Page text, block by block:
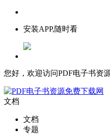
安装APP,随时看
您好，欢迎访问PDF电子书资
文档
文档
专题